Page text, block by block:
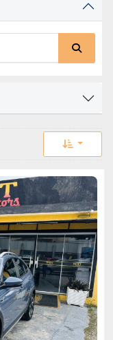
Toggle